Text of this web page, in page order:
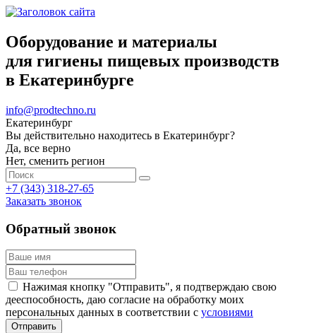
Оборудование и материалы
для гигиены пищевых производств
в Екатеринбурге
info@prodtechno.ru
Екатеринбург
Вы действительно находитесь в Екатеринбург?
Да, все верно
Нет, сменить регион
+7 (343) 318-27-65
Заказать звонок
Обратный звонок
Нажимая кнопку "Отправить", я подтверждаю свою
дееспособность, даю согласие на обработку моих
персональных данных в соответствии с условиями